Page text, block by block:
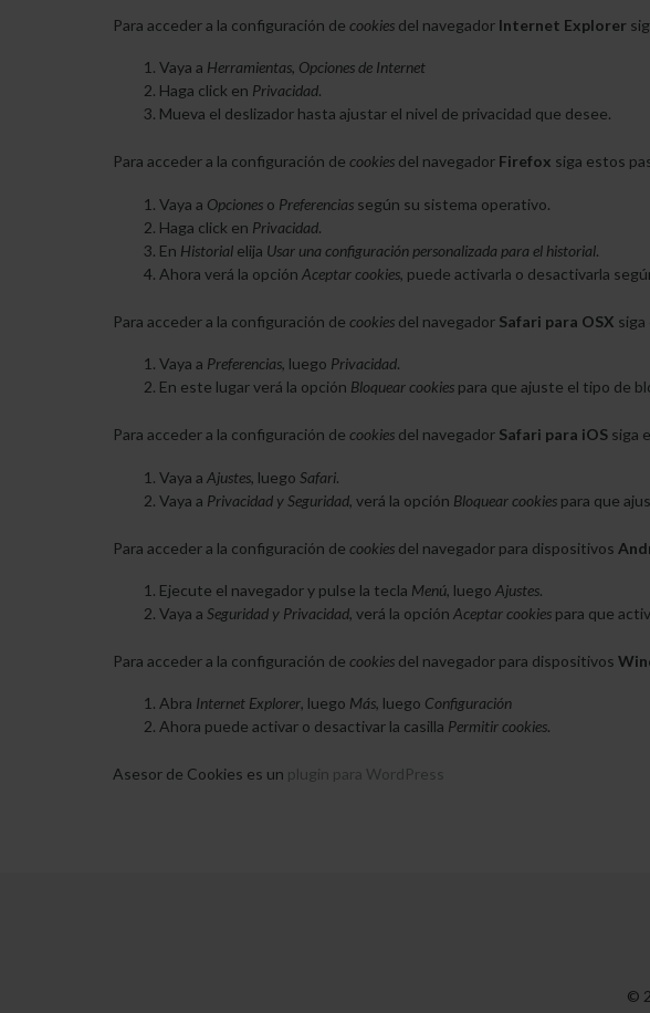
Para acceder a la configuración de cookies del navegador Internet Explorer
Vaya a Herramientas, Opciones de Internet
Haga click en Privacidad.
Mueva el deslizador hasta ajustar el nivel de privacidad que desee.
Para acceder a la configuración de cookies del navegador Firefox siga estos
Vaya a Opciones o Preferencias según su sistema operativo.
Haga click en Privacidad.
En Historial elija Usar una configuración personalizada para el historial.
Ahora verá la opción Aceptar cookies, puede activarla o desactivarla
Para acceder a la configuración de cookies del navegador Safari para OSX
Vaya a Preferencias, luego Privacidad.
En este lugar verá la opción Bloquear cookies para que ajuste el tipo de
Para acceder a la configuración de cookies del navegador Safari para iOS siga
Vaya a Ajustes, luego Safari.
Vaya a Privacidad y Seguridad, verá la opción Bloquear cookies para que
Para acceder a la configuración de cookies del navegador para dispositivos
Ejecute el navegador y pulse la tecla Menú, luego Ajustes.
Vaya a Seguridad y Privacidad, verá la opción Aceptar cookies para que
Para acceder a la configuración de cookies del navegador para dispositivos
Abra Internet Explorer, luego Más, luego Configuración
Ahora puede activar o desactivar la casilla Permitir cookies.
Asesor de Cookies es un plugin para WordPress
©